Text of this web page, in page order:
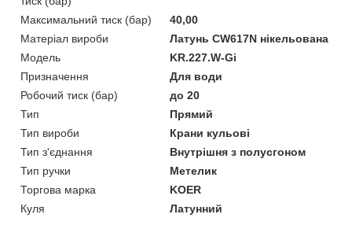
Максимальний тиск (бар)
40,00
Матеріал вироби
Латунь CW617N нікельована
Мoдель
KR.227.W-Gi
Призначення
Для води
Робочий тиск (бар)
до 20
Тип
Прямий
Тип вироби
Крани кульові
Тип з'єднання
Внутрішня з полусгоном
Тип ручки
Метелик
Торгова марка
KOER
Куля
Латунний